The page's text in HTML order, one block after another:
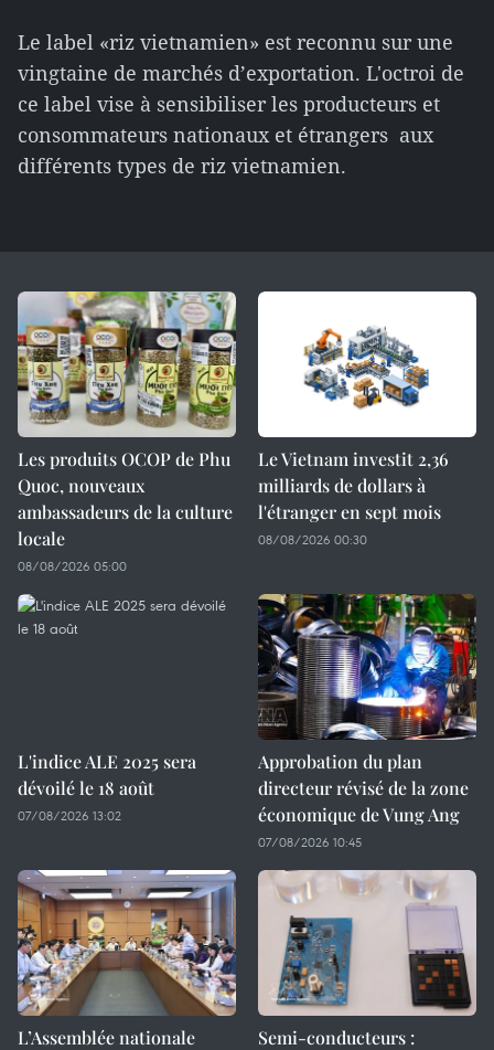
Le label «riz vietnamien» est reconnu sur une
vingtaine de marchés d’exportation. L'octroi de
ce label vise à sensibiliser les producteurs et
consommateurs nationaux et étrangers aux
différents types de riz vietnamien.
Les produits OCOP de Phu
Quoc, nouveaux
ambassadeurs de la culture
locale
08/08/2026 05:00
Le Vietnam investit 2,36
milliards de dollars à
l'étranger en sept mois
08/08/2026 00:30
L'indice ALE 2025 sera
dévoilé le 18 août
07/08/2026 13:02
Approbation du plan
directeur révisé de la zone
économique de Vung Ang
07/08/2026 10:45
L’Assemblée nationale
Semi-conducteurs :